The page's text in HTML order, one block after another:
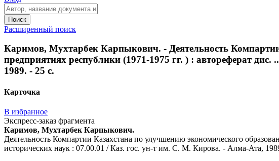
Поиск
Расширенный поиск
Каримов, Мухтарбек Карпыкович. - Деятельность
предприятиях республики (1971-1975 гг. ) : автореферат
1989. - 25 с.
Карточка
В избранное
Экспресс-заказ фрагмента
Каримов, Мухтарбек Карпыкович.
Деятельность Компартии Казахстана по улучшению экономического
исторических наук : 07.00.01 / Каз. гос. ун-т им. С. М. Кирова. - Алма-Ата,